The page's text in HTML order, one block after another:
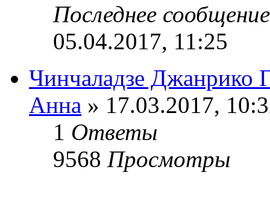
Последнее
05.04.2017, 11:25
Чинчаладзе Джанрико
Анна » 17.03.2017,
1 Ответы
9568 Просмотры